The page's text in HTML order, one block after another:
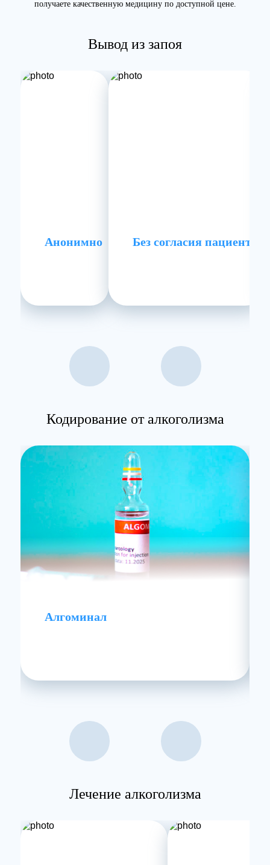
получаете качественную медицину по доступной цене.
Вывод из запоя
Анонимно Без согласия пациента
Кодирование от алкоголизма
Алгоминал
Лечение алкоголизма